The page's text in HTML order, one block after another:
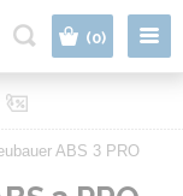
(0)
ABS 3 PRO